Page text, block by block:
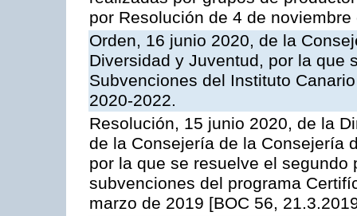
por Resolución de 4 de
Orden, 16 junio 2020, de la
Diversidad y Juventud, por la que
Subvenciones del Instituto
2020-2022.
Resolución, 15 junio 2020, de la
de la Consejería de la Consejería
por la que se resuelve el
subvenciones del programa
marzo de 2019 [BOC 56,